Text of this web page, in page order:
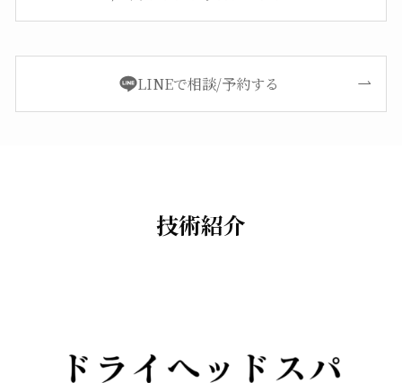
LINEで相談/予約する
技術紹介